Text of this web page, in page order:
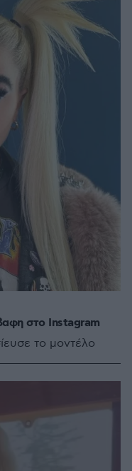
στο Instagram
το μοντέλο